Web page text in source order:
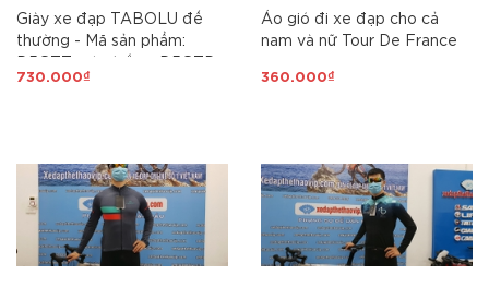
Giày xe đạp TABOLU đế
thường - Mã sản phẩm:
màu đen
730.000₫
Áo gió đi xe đạp cho cả
nam và nữ Tour De France
360.000₫